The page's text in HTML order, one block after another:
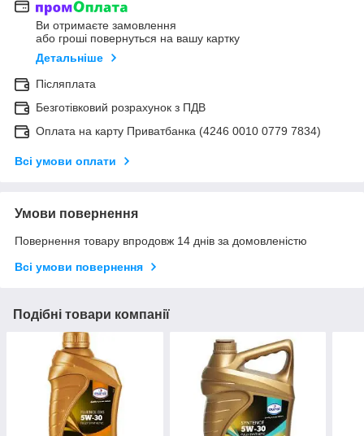
Ви отримаєте замовлення
або гроші повернуться на вашу картку
Детальніше
Післяплата
Безготівковий розрахунок з ПДВ
Оплата на карту Приватбанка (4246 0010 0779 7834)
Всі умови оплати
Умови повернення
Повернення товару впродовж 14 днів за домовленістю
Всі умови повернення
Подібні товари компанії